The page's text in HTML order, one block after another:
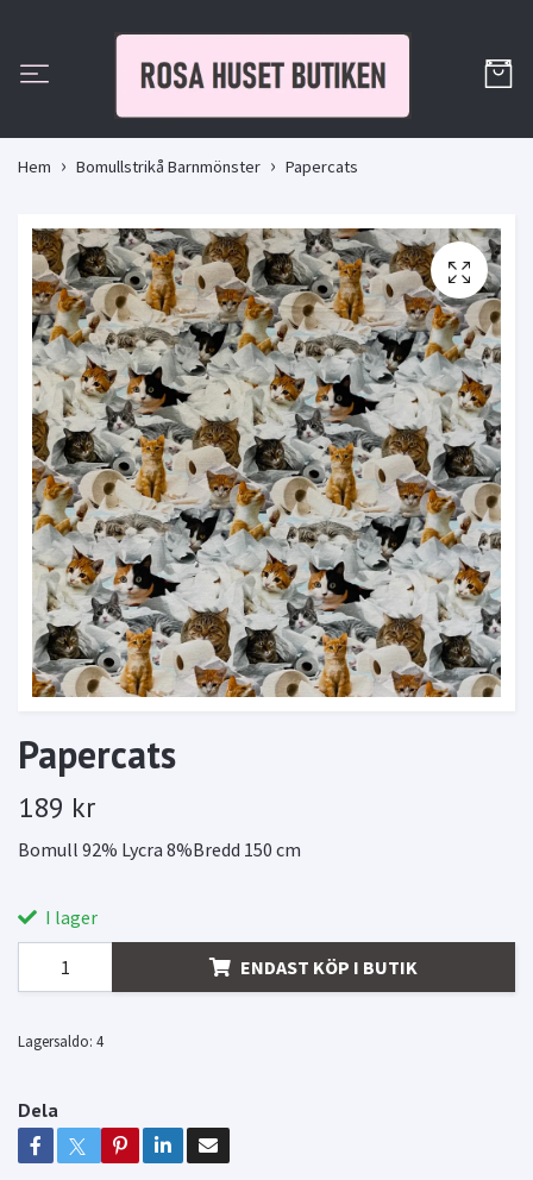
Hem Bomullstrikå Barnmönster Papercats
Papercats
189 kr
Bomull 92% Lycra 8%Bredd 150 cm
I lager
ENDAST KÖP I BUTIK
Lagersaldo: 4
Dela